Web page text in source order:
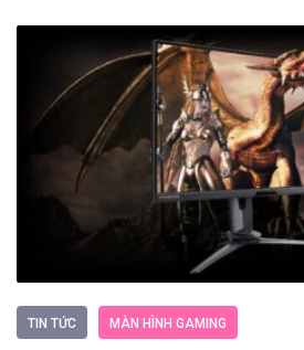
TIN TỨC MÀN HÌNH GAMING